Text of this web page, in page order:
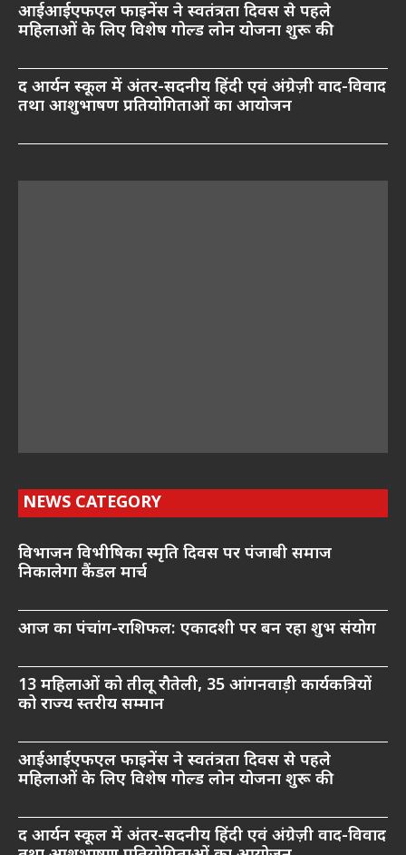
आईआईएफएल फाइनेंस ने स्वतंत्रता दिवस से पहले
महिलाओं के लिए विशेष गोल्ड लोन योजना शुरू की
द आर्यन स्कूल में अंतर-सदनीय हिंदी एवं अंग्रेज़ी वाद-विवाद
तथा आशुभाषण प्रतियोगिताओं का आयोजन
NEWS CATEGORY
विभाजन विभीषिका स्मृति दिवस पर पंजाबी समाज
निकालेगा कैंडल मार्च
आज का पंचांग-राशिफल: एकादशी पर बन रहा शुभ संयोग
13 महिलाओं को तीलू रौतेली, 35 आंगनवाड़ी कार्यकत्रियों
को राज्य स्तरीय सम्मान
आईआईएफएल फाइनेंस ने स्वतंत्रता दिवस से पहले
महिलाओं के लिए विशेष गोल्ड लोन योजना शुरू की
द आर्यन स्कूल में अंतर-सदनीय हिंदी एवं अंग्रेज़ी वाद-विवाद